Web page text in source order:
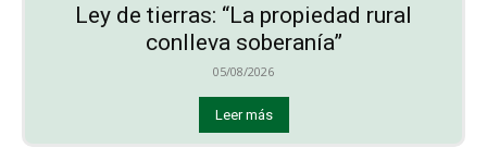
Ley de tierras: “La propiedad rural
conlleva soberanía”
05/08/2026
Leer más